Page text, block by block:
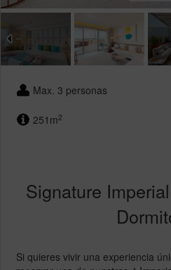
Max. 3 personas
251m2
Signature
Si quieres vivir una experiencia